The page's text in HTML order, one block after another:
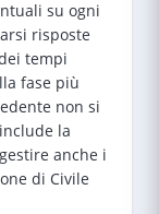
su ogni
risposte
tempi
fase più
non si
la
anche i
di Civile